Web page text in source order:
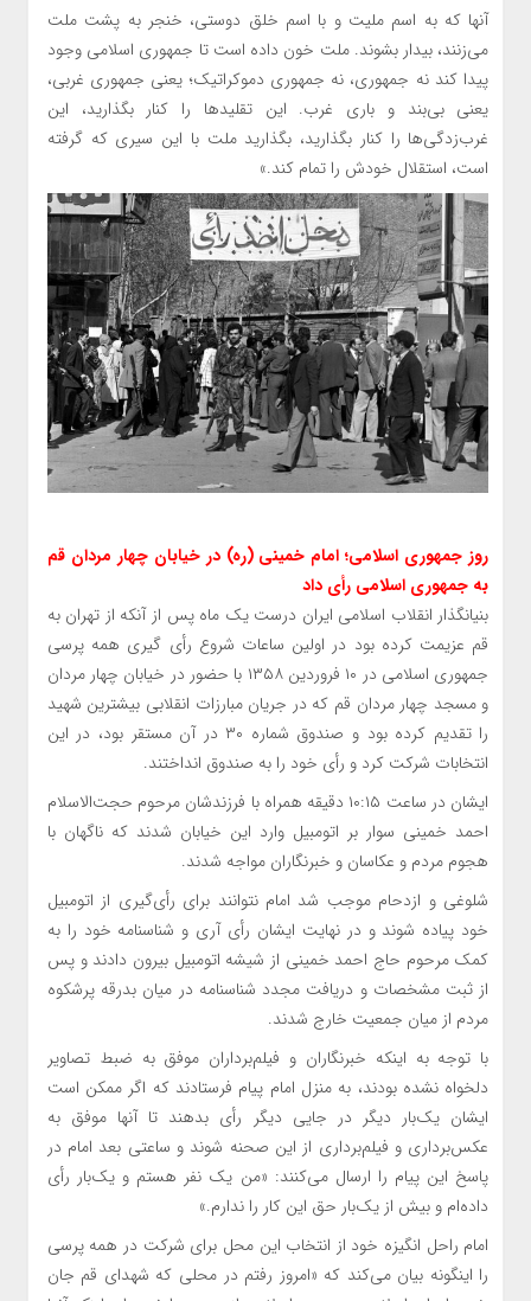
آنها که به اسم ملیت و با اسم خلق دوستی، خنجر به پشت ملت
می‌زنند، بیدار بشوند. ملت خون داده است تا جمهوری اسلامی وجود
پیدا کند نه جمهوری، نه جمهوری دموکراتیک؛ یعنی جمهوری غربی،
یعنی بی‌بند و باری غرب. این تقلیدها را کنار بگذارید، این
غرب‌زدگی‌ها را کنار بگذارید، بگذارید ملت با این سیری که گرفته
است، استقلال خودش را تمام کند.»
روز جمهوری اسلامی؛ امام خمینی (ره) در خیابان چهار مردان قم
به جمهوری اسلامی رأی داد
بنیانگذار انقلاب اسلامی ایران درست یک ماه پس از آنکه از تهران به
قم عزیمت کرده بود در اولین ساعات شروع رأی گیری همه پرسی
جمهوری اسلامی در ۱۰ فروردین ۱۳۵۸ با حضور در خیابان چهار مردان
و مسجد چهار مردان قم که در جریان مبارزات انقلابی بیشترین شهید
را تقدیم کرده بود و صندوق شماره ۳۰ در آن مستقر بود، در این
انتخابات شرکت کرد و رأی خود را به صندوق انداختند.
ایشان در ساعت ۱۰:۱۵ دقیقه همراه با فرزندشان مرحوم حجت‌الاسلام
احمد خمینی سوار بر اتومبیل وارد این خیابان شدند که ناگهان با
هجوم مردم و عکاسان و خبرنگاران مواجه شدند.
شلوغی و ازدحام موجب شد امام نتوانند برای رأی‌گیری از اتومبیل
خود پیاده شوند و در نهایت ایشان رأی آری و شناسنامه خود را به
کمک مرحوم حاج احمد خمینی از شیشه اتومبیل بیرون دادند و پس
از ثبت مشخصات و دریافت مجدد شناسنامه در میان بدرقه پرشکوه
مردم از میان جمعیت خارج شدند.
با توجه به اینکه خبرنگاران و فیلم‌برداران موفق به ضبط تصاویر
دلخواه نشده بودند، به منزل امام پیام فرستادند که اگر ممکن است
ایشان یک‌بار دیگر در جایی دیگر رأی بدهند تا آنها موفق به
عکس‌برداری و فیلم‌برداری از این صحنه شوند و ساعتی بعد امام در
پاسخ این پیام را ارسال می‌کنند: «من یک نفر هستم و یک‌بار رأی
داده‌ام و بیش از یک‌بار حق این کار را ندارم.»
امام راحل انگیزه خود از انتخاب این محل برای شرکت در همه پرسی
را اینگونه بیان می‌کند که «امروز رفتم در محلی‏‎ که شهدای قم جان